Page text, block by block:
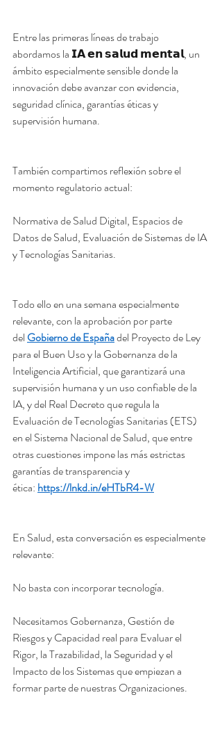
Entre las primeras líneas de trabajo
abordamos la 𝗜𝗔 𝗲𝗻 𝘀𝗮𝗹𝘂𝗱 𝗺𝗲𝗻𝘁𝗮𝗹, un
ámbito especialmente sensible donde la
innovación debe avanzar con evidencia,
seguridad clínica, garantías éticas y
supervisión humana.
También compartimos reflexión sobre el
momento regulatorio actual:
Normativa de Salud Digital, Espacios de
Datos de Salud, Evaluación de Sistemas de IA
y Tecnologías Sanitarias.
Todo ello en una semana especialmente
relevante, con la aprobación por parte
del Gobierno de España del Proyecto de Ley
para el Buen Uso y la Gobernanza de la
Inteligencia Artificial, que garantizará una
supervisión humana y un uso confiable de la
IA, y del Real Decreto que regula la
Evaluación de Tecnologías Sanitarias (ETS)
en el Sistema Nacional de Salud, que entre
otras cuestiones impone las más estrictas
garantías de transparencia y
ética: https://lnkd.in/eHTbR4-W
En Salud, esta conversación es especialmente
relevante:
No basta con incorporar tecnología.
Necesitamos Gobernanza, Gestión de
Riesgos y Capacidad real para Evaluar el
Rigor, la Trazabilidad, la Seguridad y el
Impacto de los Sistemas que empiezan a
formar parte de nuestras Organizaciones.